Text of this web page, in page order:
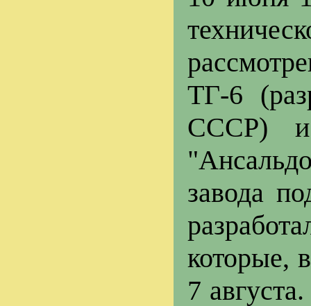
ТГ-6
СССР) и
завода
которые,
7